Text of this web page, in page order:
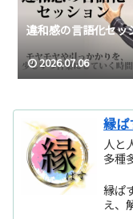
違和感の言語化セッ
2026.07.06
縁ぱ
人と
多種
縁ぱ
え、